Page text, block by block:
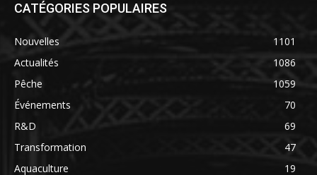
CATÉGORIES POPULAIRES
Nouvelles
1101
Actualités
1086
Pêche
1059
Événements
70
R&D
69
Transformation
47
Aquaculture
19